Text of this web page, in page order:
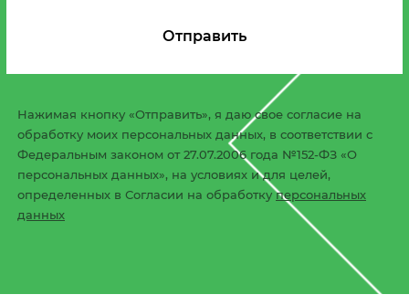
Нажимая кнопку «Отправить», я даю свое согласие на
обработку моих персональных данных, в соответствии с
Федеральным законом от 27.07.2006 года №152-ФЗ «О
персональных данных», на условиях и для целей,
определенных в Согласии на обработкуперсональных
данных